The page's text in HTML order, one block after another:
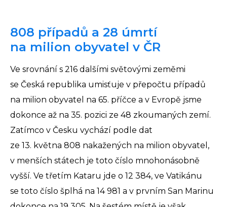
808 případů a 28 úmrtí
na milion obyvatel v ČR
Ve srovnání s 216 dalšími světovými zeměmi
se Česká republika umisťuje v přepočtu případů
na milion obyvatel na 65. příčce a v Evropě jsme
dokonce až na 35. pozici ze 48 zkoumaných zemí.
Zatímco v Česku vychází podle dat
ze 13. května 808 nakažených na milion obyvatel,
v menších státech je toto číslo mnohonásobně
vyšší. Ve třetím Kataru jde o 12 384, ve Vatikánu
se toto číslo šplhá na 14 981 a v prvním San Marinu